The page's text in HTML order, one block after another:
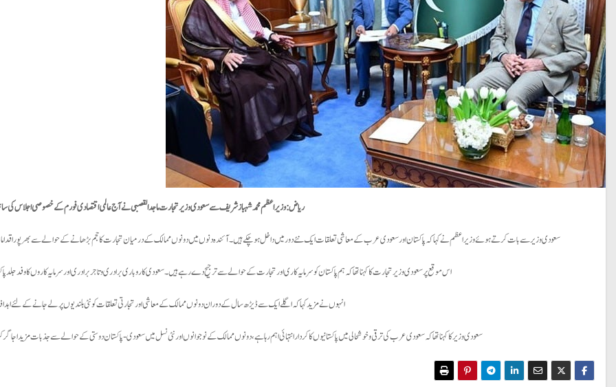
ریاض:وزیراعظم محمد شہباز شریف سے سعودی وزیر تجارت ماجد القصبی نے آج عالمی اقتصادی فورم کے خصوصی اجلاس کی
سعودی وزیر سے بات کرتے ہوئے وزیراعظم نے کہا کہ پاکستان اور سعودی عرب کے معاشی تعلقات ایک نئے دور میں داخل ہو چکے ہیں۔ آئندہ دنوں میں دونوں ممالک کے درمیان تجارت کا حجم بڑھانے کے حوالے سے بھر پور
اس موقع پر سعودی وزیر تجارت کا کہنا تھا کہ ہم پاکستان کو سرمایہ کاری اور تجارت کے حوالے سے ترجیح دے رہے ہیں ۔ سعودی کاروباری برادری و تاجر برادری اور سرمایہ کاروں کا وفد جلد
انہوں نے مزید کہا کہ اگلے ایک سے ڈیڑھ سال کے دوران دونوں ممالک کے معاشی اور تجارتی تعلقات کو نئی بلندیوں پر لے جانے کے لئے اہداف
سعودی وزیر کا کہنا تھا کہ سعودی عرب کی ترقی و خوشحالی میں پاکستانیوں کا کردار انتہائی اہم رہا ہے، دونوں ممالک کے نوجوانوں اور نئی نسل میں سعودی -پاکستان دوستی کے حوالے سے جذبات مزید